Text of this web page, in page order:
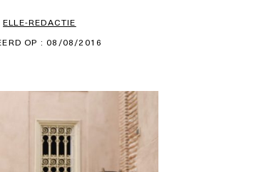
ELLE-REDACTIE
OP : 08/08/2016